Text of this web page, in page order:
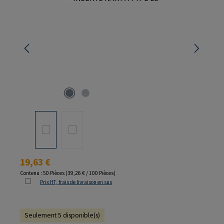
Prix régulier :
19,63 €
Contenu : 50 Pièces (39,26 € / 100 Pièces)
Prix HT, frais de livraison en sus
Seulement 5 disponible(s)